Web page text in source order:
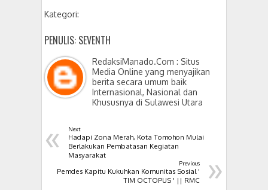
Kategori:
PENULIS: SEVENTH
RedaksiManado.Com : Situs
Media Online yang menyajikan
berita secara umum baik
Internasional, Nasional dan
Khususnya di Sulawesi Utara
« Next
Hadapi Zona Merah, Kota Tomohon Mulai
Berlakukan Pembatasan Kegiatan
Masyarakat
»
Previous
Pemdes Kapitu Kukuhkan Komunitas Sosial '
TIM OCTOPUS ' || RMC